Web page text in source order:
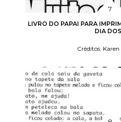
LIVRO DO PAPAI PARA
DIA
Créditos: Karen